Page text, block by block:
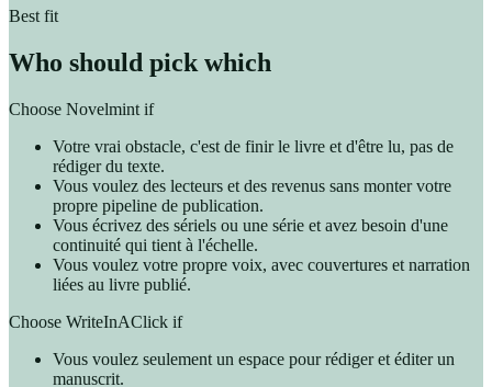
Best fit
Who should pick which
Choose Novelmint if
Votre vrai obstacle, c'est de finir le livre et d'être lu, pas de
rédiger du texte.
Vous voulez des lecteurs et des revenus sans monter votre
propre pipeline de publication.
Vous écrivez des sériels ou une série et avez besoin d'une
continuité qui tient à l'échelle.
Vous voulez votre propre voix, avec couvertures et narration
liées au livre publié.
Choose WriteInAClick if
Vous voulez seulement un espace pour rédiger et éditer un
manuscrit.